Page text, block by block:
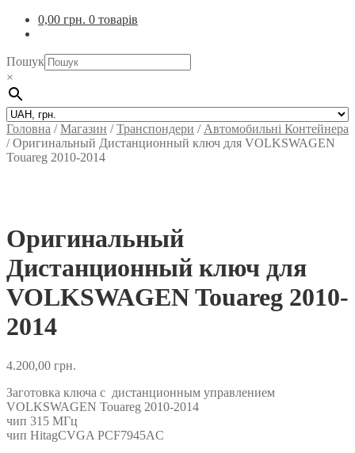
0,00 грн. 0 товарів
Пошук
×
Головна /Магазин /Транспондери / Автомобильні Контейнера
/Оригинальный Дистанционный ключ для VOLKSWAGEN
Touareg 2010-2014
Оригинальный
Дистанционный ключ для
VOLKSWAGEN Touareg 2010-
2014
4.200,00 грн.
Заготовка ключа с дистанционным управлением
VOLKSWAGEN Touareg 2010-2014
чип 315 МГц
чип HitagCVGA PCF7945AC